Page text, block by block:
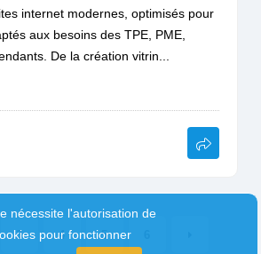
internet modernes, optimisés pour
aux besoins des TPE, PME,
De la création vitrin...
3 4 5
nécessite l'autorisation de
pour fonctionner